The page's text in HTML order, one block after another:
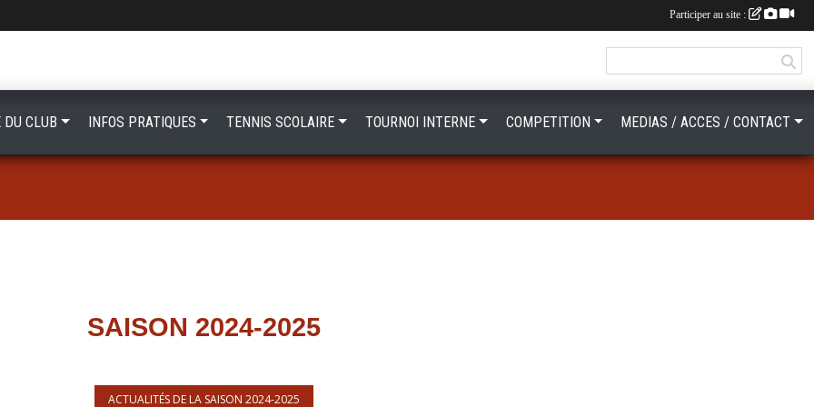
SAISON 2024-2025
ACTUALITÉS DE LA SAISON 2024-2025
DU CLUB INFOS PRATIQUES TENNIS SCOLAIRE TOURNOI INTERNE COMPETITION MEDIAS / ACCES / CONTACT
Participer au site :